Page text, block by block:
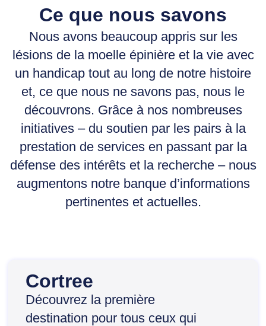
Ce que nous savons
Nous avons beaucoup appris sur les
lésions de la moelle épinière et la vie avec
un handicap tout au long de notre histoire
et, ce que nous ne savons pas, nous le
découvrons. Grâce à nos nombreuses
initiatives – du soutien par les pairs à la
prestation de services en passant par la
défense des intérêts et la recherche – nous
augmentons notre banque d’informations
pertinentes et actuelles.
Cortree
Découvrez la première
destination pour tous ceux qui